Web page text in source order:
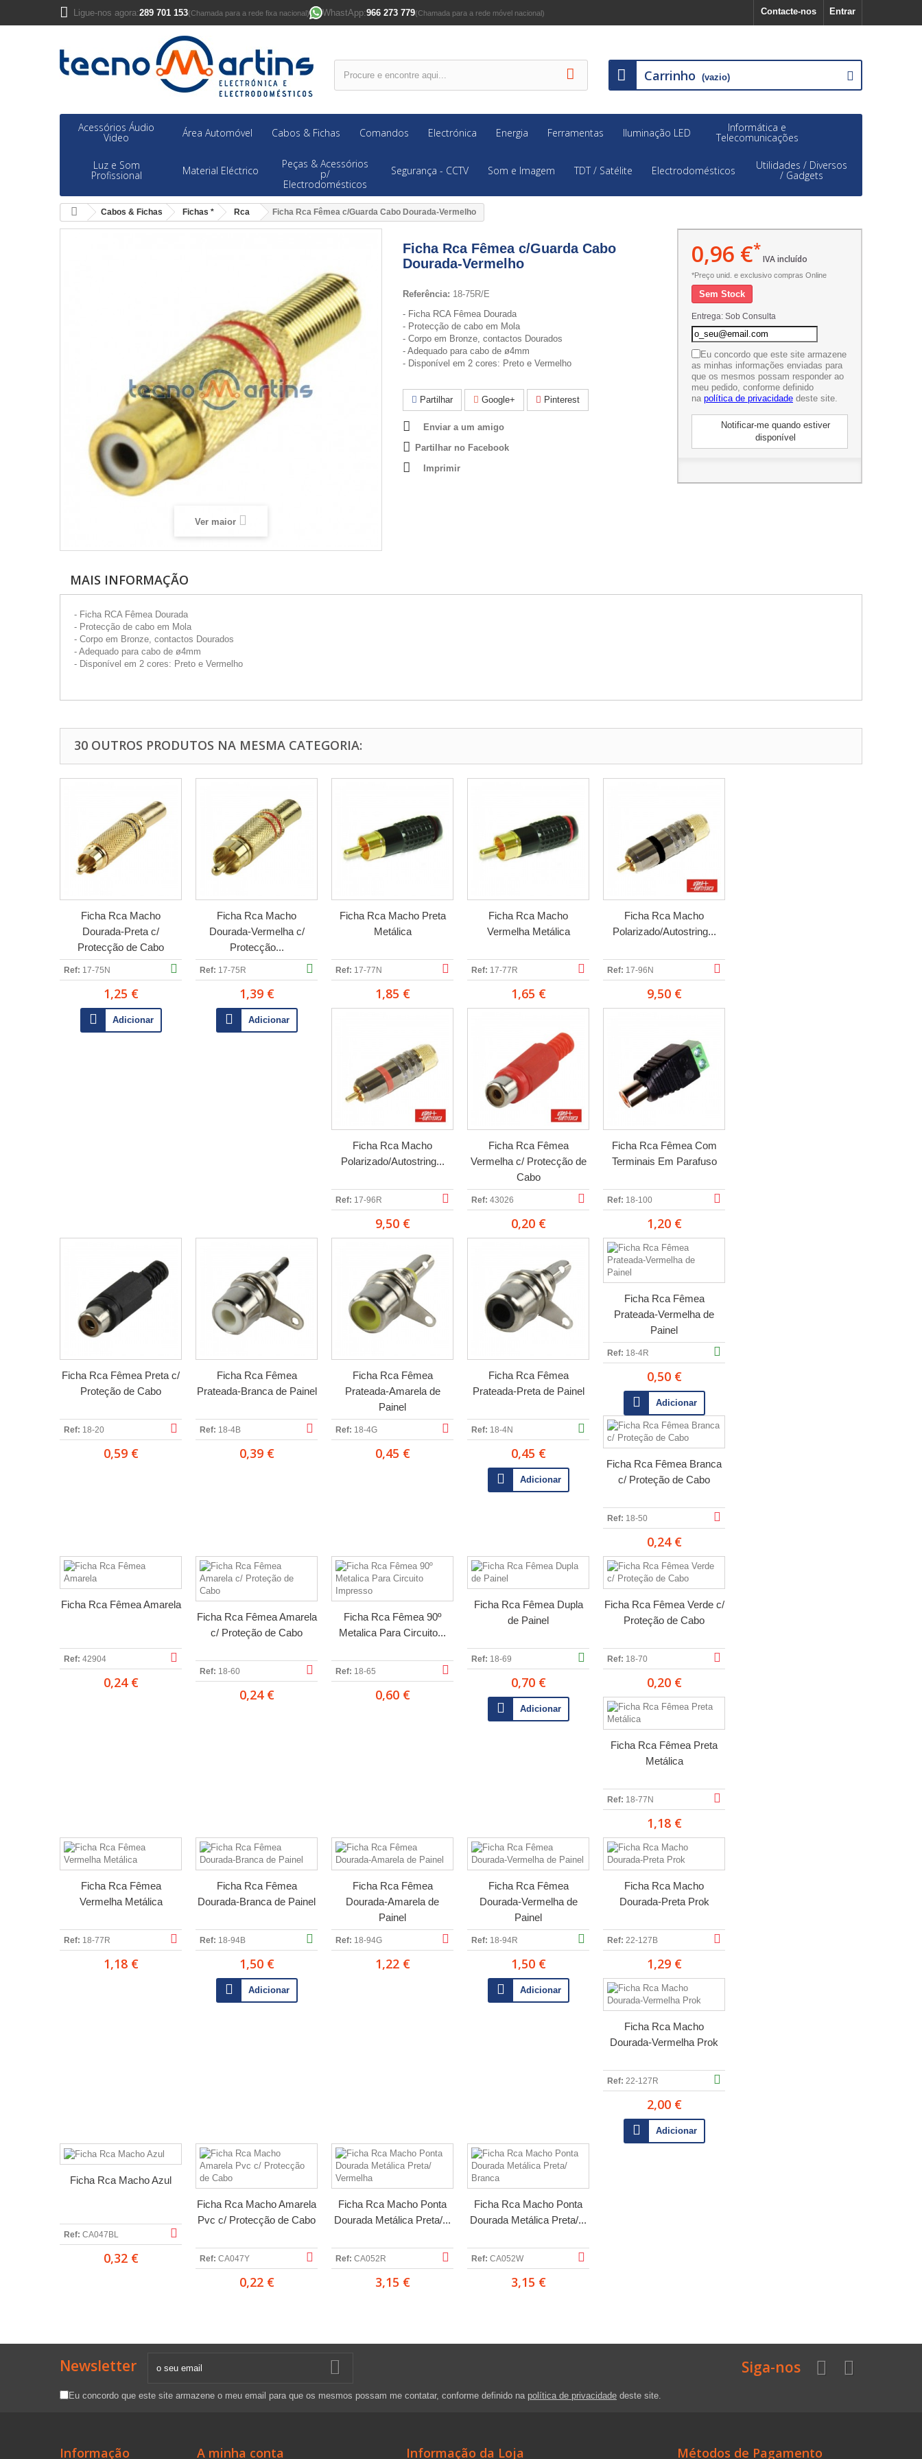
Entrar
Contacte-nos
Ligue-nos agora:289 701 153(Chamada para a rede fixa nacional) WhastApp:966 273 779(Chamada para a rede móvel nacional)
Carrinho (vazio)
Acessórios Áudio
Video Área Automóvel Cabos & Fichas Comandos Electrónica Energia Ferramentas Iluminação LED Informática e
Telecomunicações
Luz e Som
Profissional Material Eléctrico
Peças & Acessórios
p/
Electrodomésticos
Segurança - CCTV Som e Imagem TDT / Satélite Electrodomésticos Utilidades / Diversos
/ Gadgets
Cabos & Fichas Fichas * Rca Ficha Rca Fêmea c/Guarda Cabo Dourada-Vermelho
Ver maior
Ficha Rca Fêmea c/Guarda Cabo
Dourada-Vermelho
Referência: 18-75R/E
- Ficha RCA Fêmea Dourada
- Protecção de cabo em Mola
- Corpo em Bronze, contactos Dourados
- Adequado para cabo de ø4mm
- Disponível em 2 cores: Preto e Vermelho
Partilhar Google+ Pinterest
Enviar a um amigo
Partilhar no Facebook
Imprimir
0,96 €*
IVA incluído
*Preço unid. e exclusivo compras Online
Sem Stock
Entrega: Sob Consulta
Eu concordo que este site armazene
as minhas informações enviadas para
que os mesmos possam responder ao
meu pedido, conforme definido
na política de privacidadedeste site.
Notificar-me quando estiver
disponível
MAIS INFORMAÇÃO
- Ficha RCA Fêmea Dourada
- Protecção de cabo em Mola
- Corpo em Bronze, contactos Dourados
- Adequado para cabo de ø4mm
- Disponível em 2 cores: Preto e Vermelho
30 OUTROS PRODUTOS NA MESMA CATEGORIA:
Ficha Rca Macho
Dourada-Preta c/
Protecção de Cabo
Ref: 17-75N
1,25 €
Adicionar
Ficha Rca Macho
Dourada-Vermelha c/
Protecção...
Ref: 17-75R
1,39 €
Adicionar
Ficha Rca Macho Preta
Metálica
Ref: 17-77N
1,85 €
Ficha Rca Macho
Vermelha Metálica
Ref: 17-77R
1,65 €
Ficha Rca Macho
Polarizado/Autostring...
Ref: 17-96N
9,50 €
Ficha Rca Macho
Polarizado/Autostring...
Ref: 17-96R
9,50 €
Ficha Rca Fêmea
Vermelha c/ Protecção de
Cabo
Ref: 43026
0,20 €
Ficha Rca Fêmea Com
Terminais Em Parafuso
Ref: 18-100
1,20 €
Ficha Rca Fêmea Preta c/
Proteção de Cabo
Ref: 18-20
0,59 €
Ficha Rca Fêmea
Prateada-Branca de Painel
Ref: 18-4B
0,39 €
Ficha Rca Fêmea
Prateada-Amarela de
Painel
Ref: 18-4G
0,45 €
Ficha Rca Fêmea
Prateada-Preta de Painel
Ref: 18-4N
0,45 €
Adicionar
Ficha Rca Fêmea
Prateada-Vermelha de
Painel
Ref: 18-4R
0,50 €
Adicionar
Ficha Rca Fêmea Branca
c/ Proteção de Cabo
Ref: 18-50
0,24 €
Ficha Rca Fêmea Amarela
Ref: 42904
0,24 €
Ficha Rca Fêmea Amarela
c/ Proteção de Cabo
Ref: 18-60
0,24 €
Ficha Rca Fêmea 90º
Metalica Para Circuito...
Ref: 18-65
0,60 €
Ficha Rca Fêmea Dupla
de Painel
Ref: 18-69
0,70 €
Adicionar
Ficha Rca Fêmea Verde c/
Proteção de Cabo
Ref: 18-70
0,20 €
Ficha Rca Fêmea Preta
Metálica
Ref: 18-77N
1,18 €
Ficha Rca Fêmea
Vermelha Metálica
Ref: 18-77R
1,18 €
Ficha Rca Fêmea
Dourada-Branca de Painel
Ref: 18-94B
1,50 €
Adicionar
Ficha Rca Fêmea
Dourada-Amarela de
Painel
Ref: 18-94G
1,22 €
Ficha Rca Fêmea
Dourada-Vermelha de
Painel
Ref: 18-94R
1,50 €
Adicionar
Ficha Rca Macho
Dourada-Preta Prok
Ref: 22-127B
1,29 €
Ficha Rca Macho
Dourada-Vermelha Prok
Ref: 22-127R
2,00 €
Adicionar
Ficha Rca Macho Azul
Ref: CA047BL
0,32 €
Ficha Rca Macho Amarela
Pvc c/ Protecção de Cabo
Ref: CA047Y
0,22 €
Ficha Rca Macho Ponta
Dourada Metálica Preta/...
Ref: CA052R
3,15 €
Ficha Rca Macho Ponta
Dourada Metálica Preta/...
Ref: CA052W
3,15 €
Newsletter
Eu concordo que este site armazene o meu email para que os mesmos possam me contatar, conforme definido na política de privacidade deste site.
Siga-nos
Informação A minha conta Informação da Loja Métodos de Pagamento